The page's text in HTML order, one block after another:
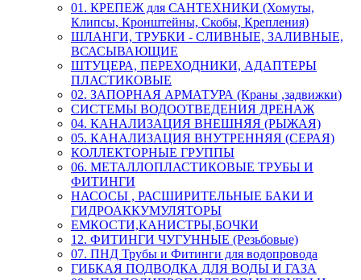
01. КРЕПЕЖ для САНТЕХНИКИ (Хомуты,
Клипсы, Кронштейны, Скобы, Крепления)
ШЛАНГИ, ТРУБКИ - СЛИВНЫЕ, ЗАЛИВНЫЕ,
ВСАСЫВАЮЩИЕ
ШТУЦЕРА, ПЕРЕХОДНИКИ, АДАПТЕРЫ
ПЛАСТИКОВЫЕ
02. ЗАПОРНАЯ АРМАТУРА (Краны ,задвижки)
СИСТЕМЫ ВОДООТВЕДЕНИЯ ДРЕНАЖ
04. КАНАЛИЗАЦИЯ ВНЕШНЯЯ (РЫЖАЯ)
05. КАНАЛИЗАЦИЯ ВНУТРЕННЯЯ (СЕРАЯ)
КОЛЛЕКТОРНЫЕ ГРУППЫ
06. МЕТАЛЛОПЛАСТИКОВЫЕ ТРУБЫ И
ФИТИНГИ
НАСОСЫ , РАСШИРИТЕЛЬНЫЕ БАКИ И
ГИДРОАККУМУЛЯТОРЫ
ЕМКОСТИ,КАНИСТРЫ,БОЧКИ
12. ФИТИНГИ ЧУГУННЫЕ (Резьбовые)
07. ПНД Трубы и Фитинги для водопровода
ГИБКАЯ ПОДВОДКА ДЛЯ ВОДЫ И ГАЗА